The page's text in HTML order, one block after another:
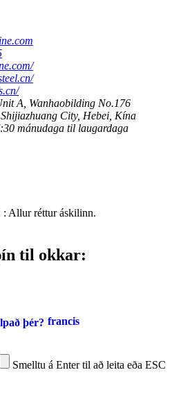
A, Wanhaobilding No.176
City, Hebei, Kína
mánudaga til laugardaga
Allur réttur áskilinn.
til okkar:
francis
Smelltu á Enter til að leita eða ESC